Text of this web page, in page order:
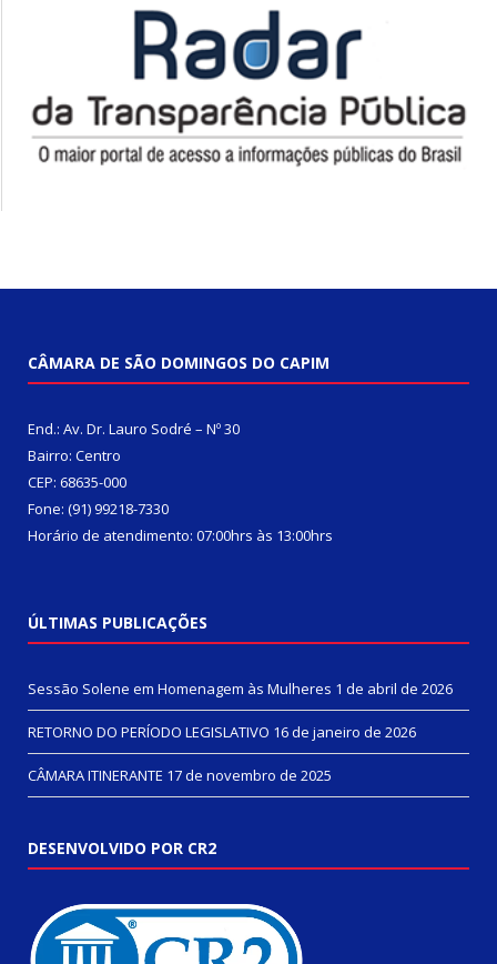
CÂMARA DE SÃO DOMINGOS DO CAPIM
End.: Av. Dr. Lauro Sodré – Nº 30
Bairro: Centro
CEP: 68635-000
Fone: (91) 99218-7330
Horário de atendimento: 07:00hrs às 13:00hrs
ÚLTIMAS PUBLICAÇÕES
Sessão Solene em Homenagem às Mulheres 1 de abril de 2026
RETORNO DO PERÍODO LEGISLATIVO 16 de janeiro de 2026
CÂMARA ITINERANTE 17 de novembro de 2025
DESENVOLVIDO POR CR2